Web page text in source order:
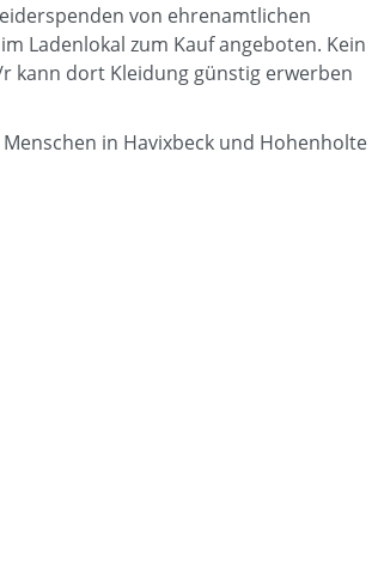
von ehrenamtlichen
Ladenlokal zum Kauf angeboten. Kein
kann dort Kleidung günstig erwerben
in Havixbeck und Hohenholte